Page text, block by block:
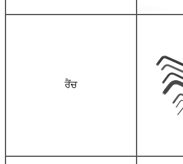
ਰੈਂਚ